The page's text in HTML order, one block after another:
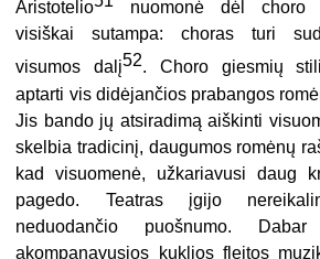
Aristotelio
nuomonė dėl choro
visiškai sutampa: choras turi
visumos dalį52. Choro giesmių
aptarti vis didėjančios prabangos
Jis bando jų atsiradimą aiškinti
skelbia tradicinį, daugumos romėnų
kad visuomenė, užkariavusi daug
pagedo. Teatras įgijo
neduodančio puošnumo.
akompanavusios kuklios fleitos